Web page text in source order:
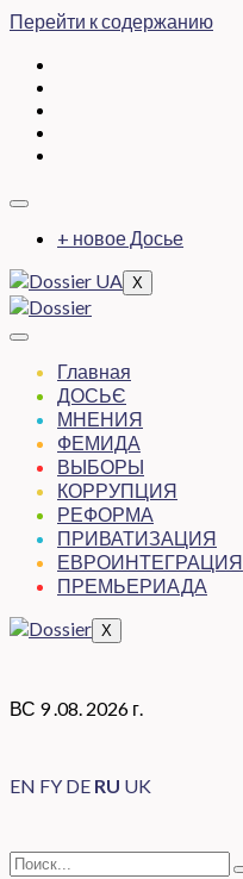
Перейти к содержанию
+ новое Досье
X
Главная
ДОСЬЄ
МНЕНИЯ
ФЕМИДА
ВЫБОРЫ
КОРРУПЦИЯ
РЕФОРМА
ПРИВАТИЗАЦИЯ
ЕВРОИНТЕГРАЦИЯ
ПРЕМЬЕРИАДА
X
ВС 9 .08. 2026 г.
EN FY DE RU UK